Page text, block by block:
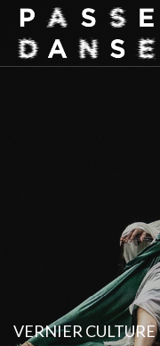
VERNIER CULTURE